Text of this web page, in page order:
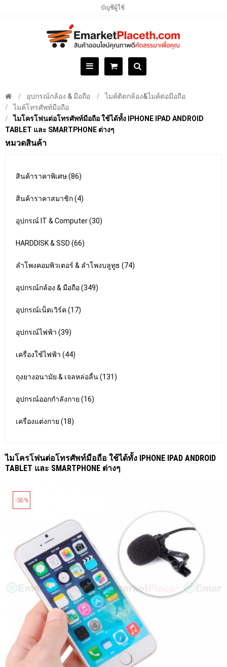
บัญชีผู้ใช้
อุปกรณ์กล้อง & มือถือ
ไมค์ติดกล้อง&ไมค์ต่อมือถือ
ไมค์โทรศัพท์มือถือ
ไมโครโฟนต่อโทรศัพท์มือถือ ใช้ได้ทั้ง IPHONE IPAD ANDROID
TABLET และ SMARTPHONE ต่างๆ
หมวดสินค้า
สินค้าราคาพิเศษ (86)
สินค้าราคาสมาชิก (4)
อุปกรณ์ IT & Computer (30)
HARDDISK & SSD (66)
ลำโพงคอมพิวเตอร์ & ลำโพงบลูทูธ (74)
อุปกรณ์กล้อง & มือถือ (349)
อุปกรณ์เน็ตเวิร์ค (17)
อุปกรณ์ไฟฟ้า (39)
เครื่องใช้ไฟฟ้า (44)
ถุงยางอนามัย & เจลหล่อลื่น (131)
อุปกรณ์ออกกำลังกาย (16)
เครื่องแต่งกาย (18)
ไมโครโฟนต่อโทรศัพท์มือถือ ใช้ได้ทั้ง IPHONE IPAD ANDROID
TABLET และ SMARTPHONE ต่างๆ
-38%